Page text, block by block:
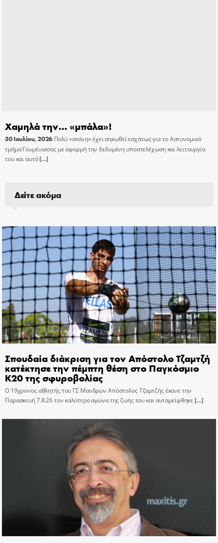
Χαμηλά την… «μπάλα»!
30 Ιουλίου, 2026 Πολύ «σκόνη» έχει σηκωθεί εσχάτως για το Αστυνομικό
τμήμα Γουμένισσας με αφορμή την δεδομένη υποστελέχωση και λειτουργία
του και αυτό[…]
Δείτε ακόμα
Σπουδαία διάκριση για τον Απόστολο Τζαμτζή
κατέκτησε την πέμπτη θέση στο Παγκόσμιο
Κ20 της σφυροβολίας
Ο 19χρονος αθλητής του ΓΣ Μανδρών Απόστολος Τζαμτζής έκανε την
Παρασκευή 7.8.26 τον καλύτερο αγώνα της ζωής του και ανταμείφθηκε[…]